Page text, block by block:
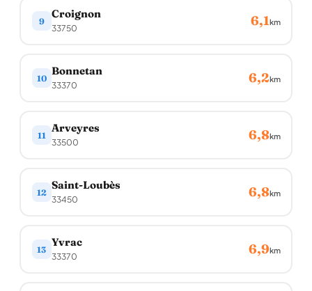
9
Croignon
33750 6,1km
10
Bonnetan
33370 6,2km
11
Arveyres
33500 6,8km
12
Saint-Loubès
33450 6,8km
13
Yvrac
33370 6,9km